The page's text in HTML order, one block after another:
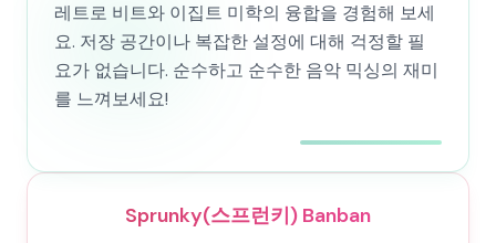
레트로 비트와 이집트 미학의 융합을 경험해 보세
요. 저장 공간이나 복잡한 설정에 대해 걱정할 필
요가 없습니다. 순수하고 순수한 음악 믹싱의 재미
를 느껴보세요!
Sprunky(스프런키) Banban